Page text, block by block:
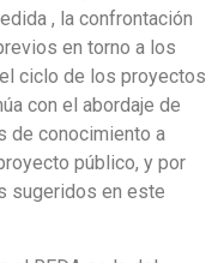
, la confrontación
en torno a los
ciclo de los proyectos
con el abordaje de
de conocimiento a
público, y por
sugeridos en este